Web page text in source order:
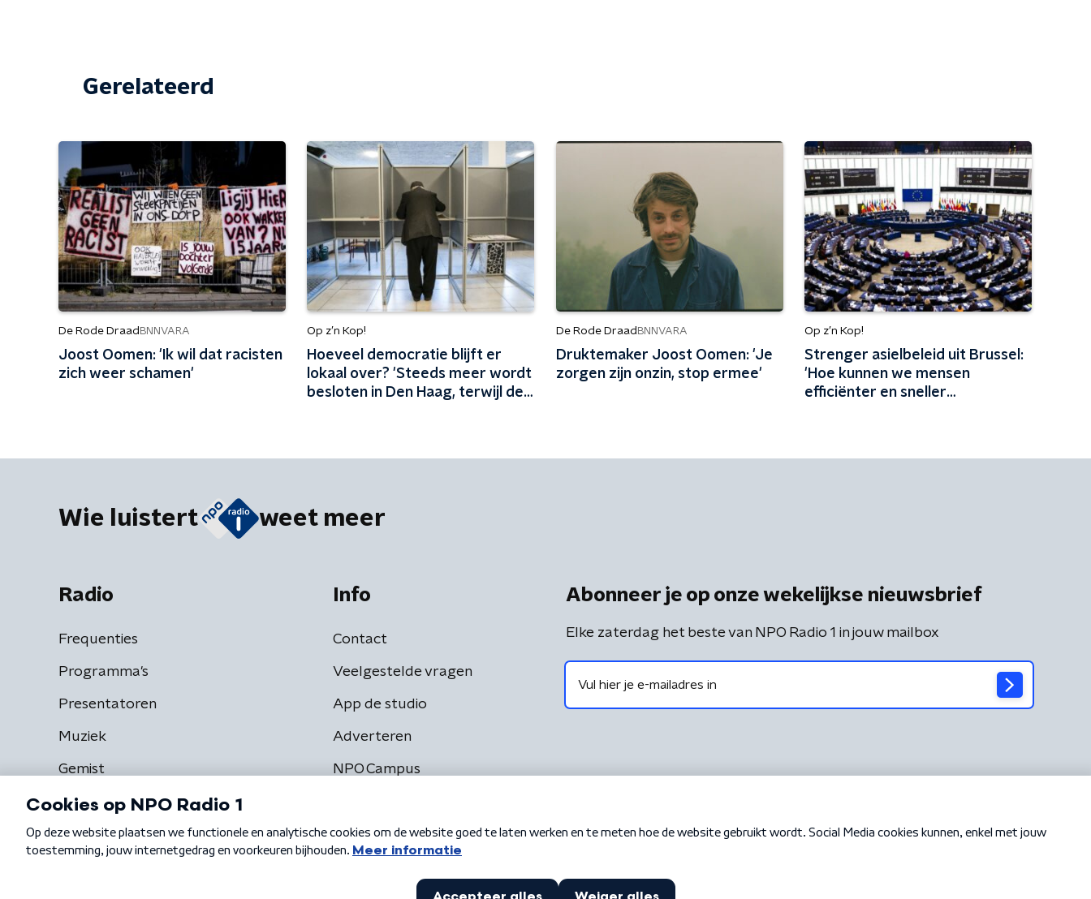
Gerelateerd
De Rode Draad BNNVARA
Joost Oomen: 'Ik wil dat racisten
zich weer schamen'
Op z’n Kop!
Hoeveel democratie blijft er
lokaal over? 'Steeds meer wordt
besloten in Den Haag, terwijl de
De Rode Draad BNNVARA
Druktemaker Joost Oomen: 'Je
zorgen zijn onzin, stop ermee'
Op z’n Kop!
Strenger asielbeleid uit Brussel:
'Hoe kunnen we mensen
efficiënter en sneller
Wie luistert weet meer
Radio
Frequenties
Programma's
Presentatoren
Muziek
Gemist
Info
Contact
Veelgestelde vragen
App de studio
Adverteren
NPO Campus
Abonneer je op onze wekelijkse nieuwsbrief
Elke zaterdag het beste van NPO Radio 1 in jouw mailbox
Algemene voorwaarden Privacybeleid